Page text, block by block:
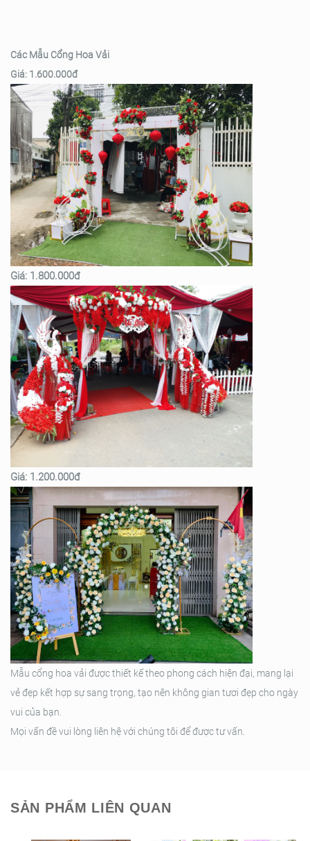
Các Mẫu Cổng Hoa Vải
Giá: 1.600.000đ
Giá: 1.800.000đ
Giá: 1.200.000đ
Mẫu cổng hoa vải được thiết kế theo phong cách hiện đại, mang lại
vẻ đẹp kết hợp sự sang trọng, tạo nên không gian tươi đẹp cho ngày
vui của bạn.
Mọi vấn đề vui lòng liên hệ với chúng tôi để được tư vấn.
SẢN PHẨM LIÊN QUAN